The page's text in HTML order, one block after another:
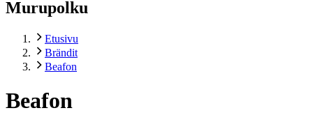
Murupolku
Etusivu
Brändit
Beafon
Beafon